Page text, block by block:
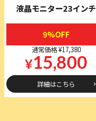
液晶モニター23インチ
9%OFF
通常価格 ¥17,380
¥15,800
詳細はこちら